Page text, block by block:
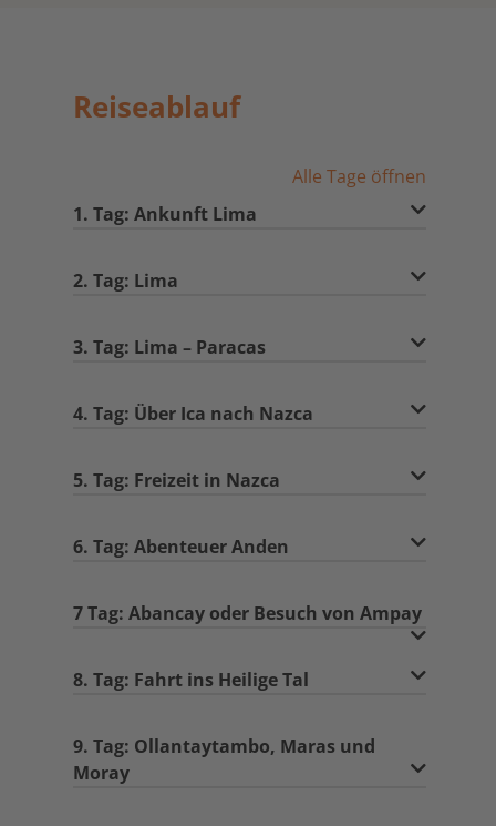
Reiseablauf
Alle Tage öffnen
1. Tag: Ankunft Lima
2. Tag: Lima
3. Tag: Lima – Paracas
4. Tag: Über Ica nach Nazca
5. Tag: Freizeit in Nazca
6. Tag: Abenteuer Anden
7 Tag: Abancay oder Besuch von Ampay
8. Tag: Fahrt ins Heilige Tal
9. Tag: Ollantaytambo, Maras und
Moray